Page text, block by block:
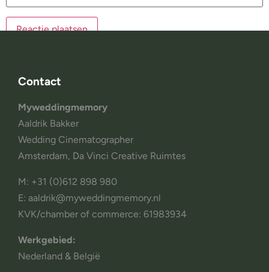
Contact
Myweddingmemory
Aaldrik Bakker
Wedding Cinematographer
Amsterdam, Da Vinci Creative Ruimtes
M: +31 (0)612 898 980
E: aaldrik@myweddingmemory.nl
KVK/chamber of commerce: 61983934
Werkgebied:
Nederland & België